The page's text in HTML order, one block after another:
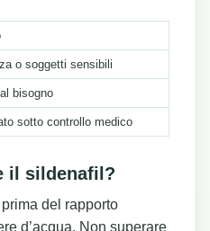
o soggetti sensibili
bisogno
sotto controllo medico
il sildenafil?
del rapporto
d’acqua. Non superare